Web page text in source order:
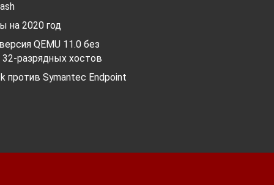
на 2020 год
QEMU 11.0 без
разрядных хостов
против Symantec Endpoint